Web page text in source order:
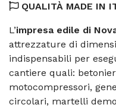
QUALITÀ MADE IN
L’impresa edile di
attrezzature di
indispensabili per
cantiere quali:
motocompressori,
circolari, martelli